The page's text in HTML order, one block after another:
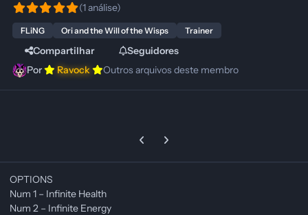
(1 análise)
FLiNG Ori and the Will of the Wisps Trainer
Compartilhar
Seguidores
Por
Ravock Outros arquivos deste membro
Previous carousel slide
Next carousel slide
OPTIONS
Num 1 – Infinite Health
Num 2 – Infinite Energy